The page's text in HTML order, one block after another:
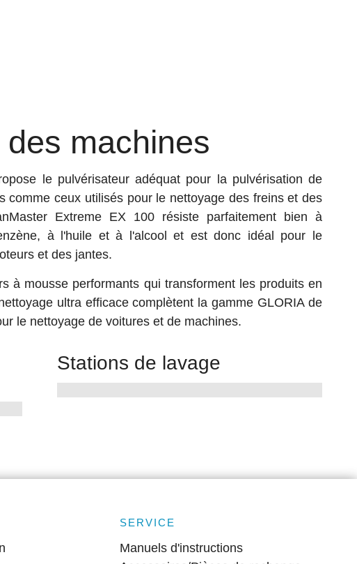
machines
le pulvérisateur adéquat pour la pulvérisation de
comme ceux utilisés pour le nettoyage des freins et des
Extreme EX 100 résiste parfaitement bien à
à l'huile et à l'alcool et est donc idéal pour le
et des jantes.
à mousse performants qui transforment les produits en
ultra efficace complètent la gamme GLORIA de
le nettoyage de voitures et de machines.
Stations de lavage
SERVICE
Manuels d'instructions